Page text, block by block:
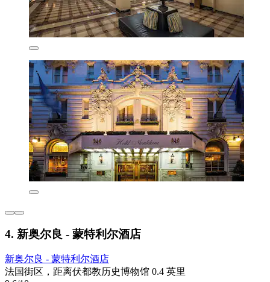
4. 新奥尔良 - 蒙特利尔酒店
新奥尔良 - 蒙特利尔酒店
法国街区，距离伏都教历史博物馆 0.4 英里